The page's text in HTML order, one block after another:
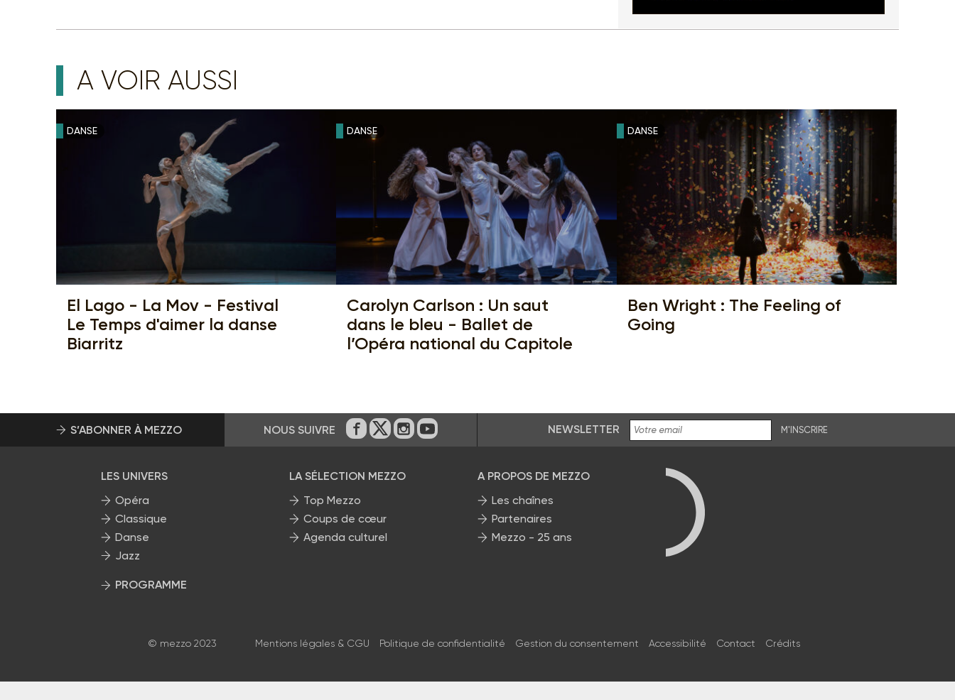
A VOIR AUSSI
DANSE
El Lago - La Mov - Festival
Le Temps d'aimer la danse
Biarritz
DANSE
Carolyn Carlson : Un saut
dans le bleu - Ballet de
l’Opéra national du Capitole
DANSE
Ben Wright : The Feeling of
Going
S’ABONNER À MEZZO NOUS SUIVRE Sur Facebook
Sur Twitter
Sur Instagram
Sur Youtube NEWSLETTER M'INSCRIRE
LES UNIVERS
Opéra
Classique
Danse
Jazz
PROGRAMME
LA SÉLECTION MEZZO
Top Mezzo
Coups de cœur
Agenda culturel
A PROPOS DE MEZZO
Les chaînes
Partenaires
Mezzo - 25 ans
© mezzo 2023 Mentions légales & CGU Politique de confidentialité Gestion du consentement Accessibilité Contact Crédits